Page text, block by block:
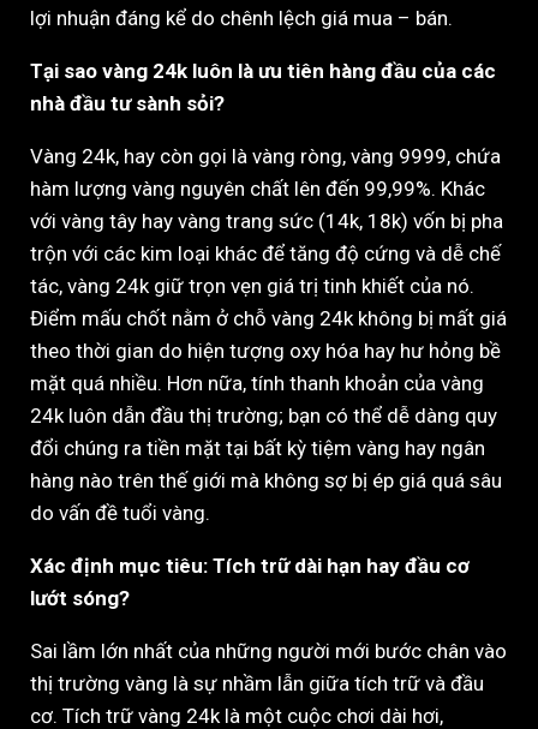
lợi nhuận đáng kể do chênh lệch giá mua – bán.
Tại sao vàng 24k luôn là ưu tiên hàng đầu của các
nhà đầu tư sành sỏi?
Vàng 24k, hay còn gọi là vàng ròng, vàng 9999, chứa
hàm lượng vàng nguyên chất lên đến 99,99%. Khác
với vàng tây hay vàng trang sức (14k, 18k) vốn bị pha
trộn với các kim loại khác để tăng độ cứng và dễ chế
tác, vàng 24k giữ trọn vẹn giá trị tinh khiết của nó.
Điểm mấu chốt nằm ở chỗ vàng 24k không bị mất giá
theo thời gian do hiện tượng oxy hóa hay hư hỏng bề
mặt quá nhiều. Hơn nữa, tính thanh khoản của vàng
24k luôn dẫn đầu thị trường; bạn có thể dễ dàng quy
đổi chúng ra tiền mặt tại bất kỳ tiệm vàng hay ngân
hàng nào trên thế giới mà không sợ bị ép giá quá sâu
do vấn đề tuổi vàng.
Xác định mục tiêu: Tích trữ dài hạn hay đầu cơ
lướt sóng?
Sai lầm lớn nhất của những người mới bước chân vào
thị trường vàng là sự nhầm lẫn giữa tích trữ và đầu
cơ. Tích trữ vàng 24k là một cuộc chơi dài hơi,